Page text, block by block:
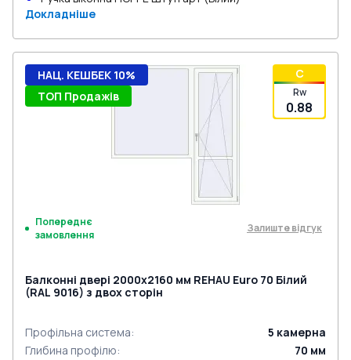
Докладніше
C
Rw
0.88
НАЦ. КЕШБЕК 10%
ТОП Продажів
Попереднє
замовлення
Залиште відгук
Балконні двері 2000x2160 мм REHAU Euro 70 Білий
(RAL 9016) з двох сторін
Профільна система: 5 камерна
Глибина профілю: 70 мм